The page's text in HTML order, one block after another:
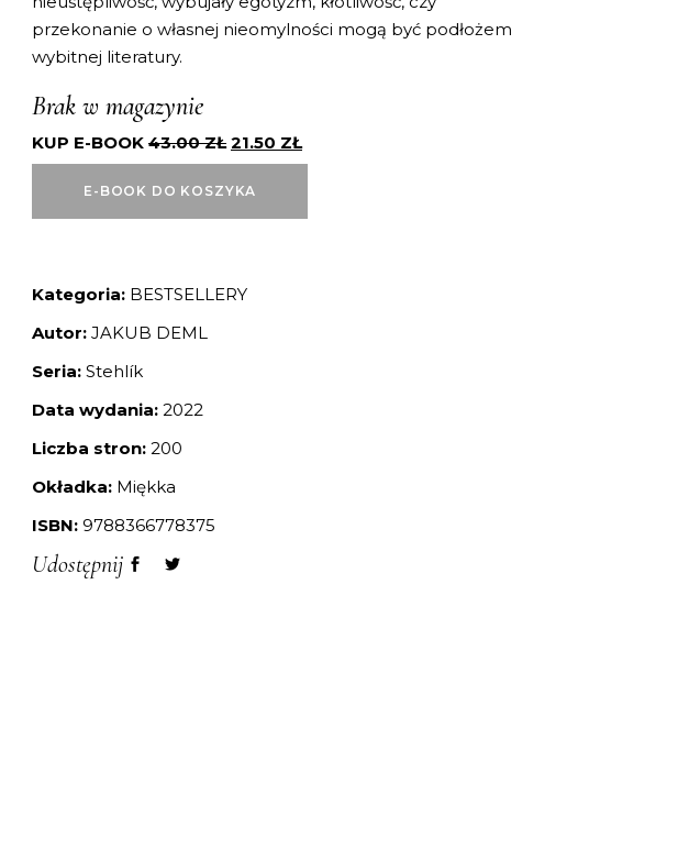
przekonanie o własnej nieomylności mogą być podłożem
wybitnej literatury.
Brak w magazynie
KUP E-BOOK 43.00ZŁ 21.50 ZŁ
E-BOOK DO KOSZYKA
Kategoria: BESTSELLERY
Autor: JAKUB DEML
Seria: Stehlík
Data wydania: 2022
Liczba stron: 200
Okładka: Miękka
ISBN: 9788366778375
Udostępnij